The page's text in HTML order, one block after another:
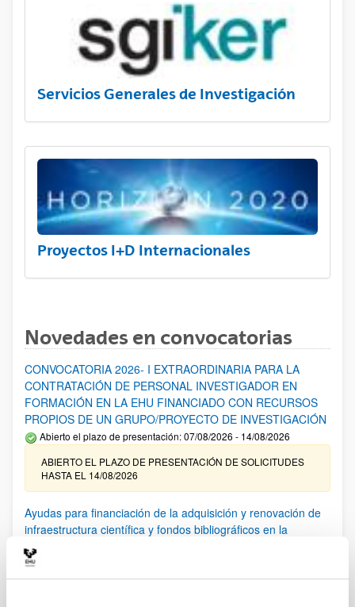
Servicios Generales de Investigación
Proyectos I+D Internacionales
Novedades en convocatorias
CONVOCATORIA 2026- I EXTRAORDINARIA PARA LA
CONTRATACIÓN DE PERSONAL INVESTIGADOR EN
FORMACIÓN EN LA EHU FINANCIADO CON RECURSOS
PROPIOS DE UN GRUPO/PROYECTO DE INVESTIGACIÓN
Abierto el plazo de presentación: 07/08/2026 - 14/08/2026
ABIERTO EL PLAZO DE PRESENTACIÓN DE SOLICITUDES
HASTA EL 14/08/2026
Ayudas para financiación de la adquisición y renovación de
infraestructura científica y fondos bibliográficos en la
UPV/EHU 2026